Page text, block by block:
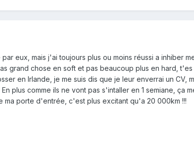
eux, mais j'ai toujours plus ou moins réussi a inhiber
grand chose en soft et pas beaucoup plus en hard,
en Irlande, je me suis dis que je leur enverrai un CV,
plus comme ils ne vont pas s'intaller en 1 semiane, ça
ma porte d'entrée, c'est plus excitant qu'a 20 000km !!!